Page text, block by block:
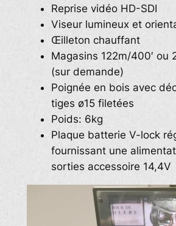
Reprise vidéo HD-SDI
Viseur lumineux et
Œilleton chauffant
Magasins 122m/400′ ou
(sur demande)
Poignée en bois avec
tiges ø15 filetées
Poids: 6kg
Plaque batterie V-lock
fournissant une
sorties accessoire 14,4V